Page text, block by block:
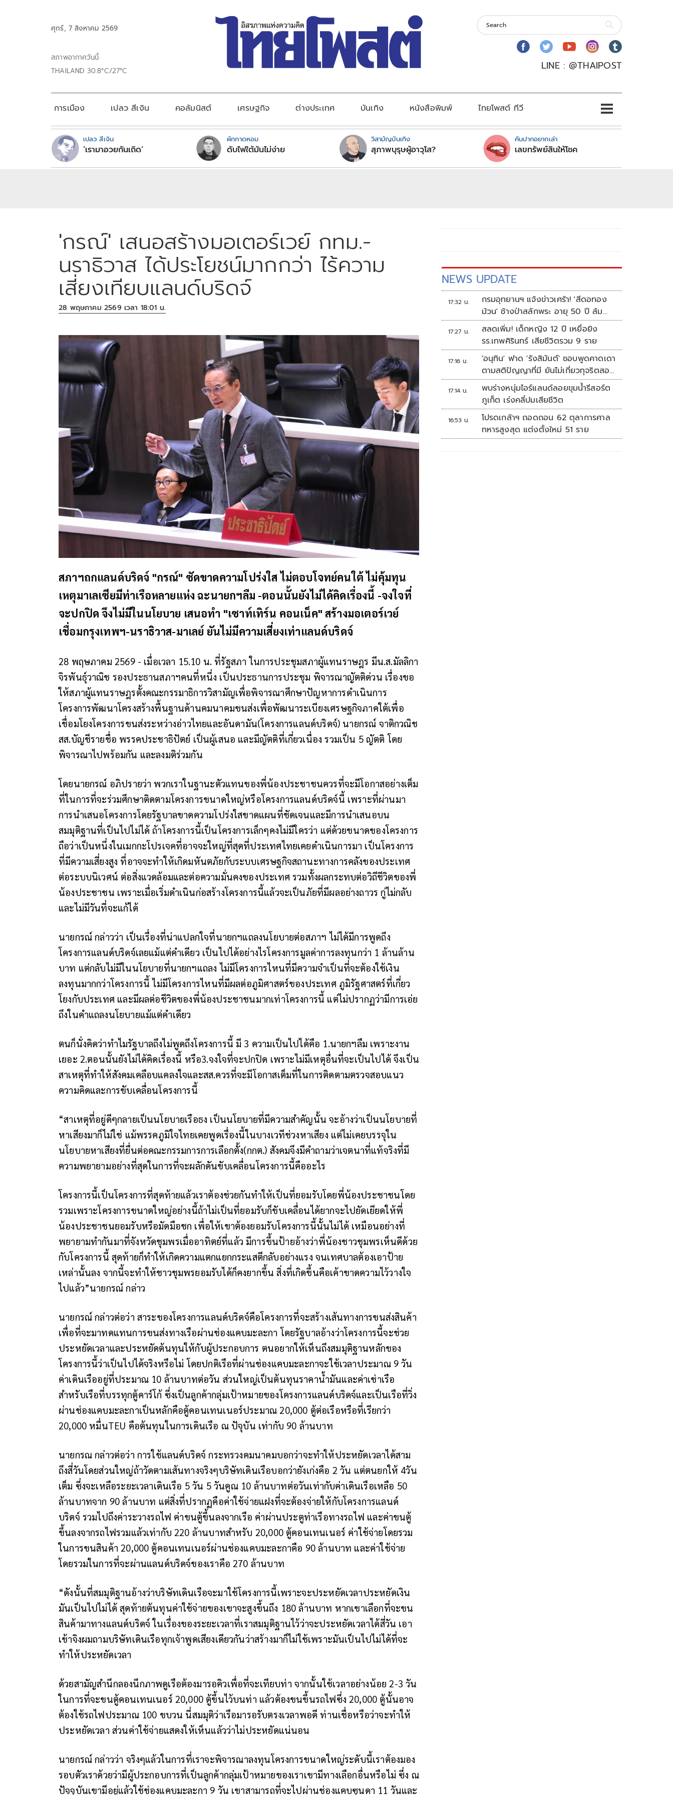
ศุกร์, 7 สิงหาคม 2569
สภาพอากาศวันนี้
THAILAND 30.8°C/27°C
LINE : @THAIPOST
การเมือง เปลว สีเงิน คอลัมนิสต์ เศรษฐกิจ ต่างประเทศ บันเทิง หนังสือพิมพ์ ไทยโพสต์ ทีวี
เปลว สีเงิน
‘เรามาอวยกันเถิด’
ผักกาดหอม
ดับไฟใต้มันไม่ง่าย
วิสามัญบันเทิง
สุภาพบุรุษผู้อาวุโส?
คันปากอยากเล่า
เลขทรัพย์สินให้โชค
'กรณ์' เสนอสร้างมอเตอร์เวย์ กทม.-
นราธิวาส ได้ประโยชน์มากกว่า ไร้ความ
เสี่ยงเทียบแลนด์บริดจ์
28 พฤษภาคม 2569 เวลา 18:01 น.
สภาฯถกแลนด์บริดจ์ "กรณ์" ซัดขาดความโปร่งใส ไม่ตอบโจทย์คนใต้ ไม่คุ้มทุน
เหตุมาเลเซียมีท่าเรือหลายแห่ง ฉะนายกฯลืม -ตอนนั้นยังไม่ได้คิดเรื่องนี้ -จงใจที่
จะปกปิด จึงไม่มีในนโยบาย เสนอทำ "เซาท์เทิร์น คอนเน็ค" สร้างมอเตอร์เวย์
เชื่อมกรุงเทพฯ-นราธิวาส-มาเลย์ ยันไม่มีความเสี่ยงเท่าแลนด์บริดจ์
28 พฤษภาคม 2569 - เมื่อเวลา 15.10 น. ที่รัฐสภา ในการประชุมสภาผู้แทนราษฎร มีน.ส.มัลลิกา
จิรพันธุ์วาณิช รองประธานสภาฯคนที่หนึ่ง เป็นประธานการประชุม พิจารณาญัตติด่วน เรื่องขอ
ให้สภาผู้แทนราษฎรตั้งคณะกรรมาธิการวิสามัญเพื่อพิจารณาศึกษาปัญหาการดำเนินการ
โครงการพัฒนาโครงสร้างพื้นฐานด้านคมนาคมขนส่งเพื่อพัฒนาระเบียงเศรษฐกิจภาคใต้เพื่อ
เชื่อมโยงโครงการขนส่งระหว่างอ่าวไทยและอันดามัน(โครงการแลนด์บริดจ์) นายกรณ์ จาติกวณิช
สส.บัญชีรายชื่อ พรรคประชาธิปัตย์ เป็นผู้เสนอ และมีญัตติที่เกี่ยวเนื่อง รวมเป็น 5 ญัตติ โดย
พิจารณาไปพร้อมกัน และลงมติร่วมกัน
โดยนายกรณ์ อภิปรายว่า พวกเราในฐานะตัวแทนของพี่น้องประชาชนควรที่จะมีโอกาสอย่างเต็ม
ที่ในการที่จะร่วมศึกษาติดตามโครงการขนาดใหญ่หรือโครงการแลนด์บริดจ์นี้ เพราะที่ผ่านมา
การนำเสนอโครงการโดยรัฐบาลขาดความโปร่งใสขาดแผนที่ชัดเจนและมีการนำเสนอบน
สมมุติฐานที่เป็นไปไม่ได้ ถ้าโครงการนี้เป็นโครงการเล็กๆคงไม่มีใครว่า แต่ด้วยขนาดของโครงการ
ถือว่าเป็นหนึ่งในเมกกะโปรเจคที่อาจจะใหญ่ที่สุดที่ประเทศไทยเคยดำเนินการมา เป็นโครงการ
ที่มีความเสี่ยงสูง ที่อาจจะทำให้เกิดมหันตภัยกับระบบเศรษฐกิจสถานะทางการคลังของประเทศ
ต่อระบบนิเวศน์ ต่อสิ่งแวดล้อมและต่อความมั่นคงของประเทศ รวมทั้งผลกระทบต่อวิถีชีวิตของพี่
น้องประชาชน เพราะเมื่อเริ่มดำเนินก่อสร้างโครงการนี้แล้วจะเป็นภัยที่มีผลอย่างถาวร กู่ไม่กลับ
และไม่มีวันที่จะแก้ได้
นายกรณ์ กล่าวว่า เป็นเรื่องที่น่าแปลกใจที่นายกฯแถลงนโยบายต่อสภาฯ ไม่ได้มีการพูดถึง
โครงการแลนด์บริดจ์เลยแม้แต่คำเดียว เป็นไปได้อย่างไรโครงการมูลค่าการลงทุนกว่า 1 ล้านล้าน
บาท แต่กลับไม่มีในนโยบายที่นายกฯแถลง ไม่มีโครงการไหนที่มีความจำเป็นที่จะต้องใช้เงิน
ลงทุนมากกว่าโครงการนี้ ไม่มีโครงการไหนที่มีผลต่อภูมิศาสตร์ของประเทศ ภูมิรัฐศาสตร์ที่เกี่ยว
โยงกับประเทศ และมีผลต่อชีวิตของพี่น้องประชาชนมากเท่าโครงการนี้ แต่ไม่ปรากฏว่ามีการเอ่ย
ถึงในคำแถลงนโยบายแม้แต่คำเดียว
ตนก็นั่งคิดว่าทำไมรัฐบาลถึงไม่พูดถึงโครงการนี้ มี 3 ความเป็นไปได้คือ 1.นายกฯลืม เพราะงาน
เยอะ 2.ตอนนั้นยังไม่ได้คิดเรื่องนี้ หรือ3.จงใจที่จะปกปิด เพราะไม่มีเหตุอื่นที่จะเป็นไปได้ จึงเป็น
สาเหตุที่ทำให้สังคมเคลือบแคลงใจและสส.ควรที่จะมีโอกาสเต็มที่ในการติดตามตรวจสอบแนว
ความคิดและการขับเคลื่อนโครงการนี้
“สาเหตุที่อยู่ดีๆกลายเป็นนโยบายเรือธง เป็นนโยบายที่มีความสำคัญนั้น จะอ้างว่าเป็นนโยบายที่
หาเสียงมาก็ไม่ใช่ แม้พรรคภูมิใจไทยเคยพูดเรื่องนี้ในบางเวทีช่วงหาเสียง แต่ไม่เคยบรรจุใน
นโยบายหาเสียงที่ยื่นต่อคณะกรรมการการเลือกตั้ง(กกต.) สังคมจึงมีคำถามว่าเจตนาที่แท้จริงที่มี
ความพยายามอย่างที่สุดในการที่จะผลักดันขับเคลื่อนโครงการนี้คืออะไร
โครงการนี้เป็นโครงการที่สุดท้ายแล้วเราต้องช่วยกันทำให้เป็นที่ยอมรับโดยพี่น้องประชาชนโดย
รวมเพราะโครงการขนาดใหญ่อย่างนี้ถ้าไม่เป็นที่ยอมรับก็ขับเคลื่อนได้ยากจะไปยัดเยียดให้พี่
น้องประชาชนยอมรับหรือมัดมือชก เพื่อให้เขาต้องยอมรับโครงการนี้นั้นไม่ได้ เหมือนอย่างที่
พยายามทำกันมาที่จังหวัดชุมพรเมื่ออาทิตย์ที่แล้ว มีการขึ้นป้ายอ้างว่าพี่น้องชาวชุมพรเห็นดีด้วย
กับโครงการนี้ สุดท้ายก็ทำให้เกิดความแตกแยกกระแสตีกลับอย่างแรง จนเทศบาลต้องเอาป้าย
เหล่านั้นลง จากนี้จะทำให้ชาวชุมพรยอมรับได้ก็คงยากขึ้น สิ่งที่เกิดขึ้นคือเค้าขาดความไว้วางใจ
ไปแล้ว”นายกรณ์ กล่าว
นายกรณ์ กล่าวต่อว่า สาระของโครงการแลนด์บริดจ์คือโครงการที่จะสร้างเส้นทางการขนส่งสินค้า
เพื่อที่จะมาทดแทนการขนส่งทางเรือผ่านช่องแคบมะละกา โดยรัฐบาลอ้างว่าโครงการนี้จะช่วย
ประหยัดเวลาและประหยัดต้นทุนให้กับผู้ประกอบการ ตนอยากให้เห็นถึงสมมุติฐานหลักของ
โครงการนี้ว่าเป็นไปได้จริงหรือไม่ โดยปกติเรือที่ผ่านช่องแคบมะละกาจะใช้เวลาประมาณ 9 วัน
ค่าเดินเรืออยู่ที่ประมาณ 10 ล้านบาทต่อวัน ส่วนใหญ่เป็นต้นทุนราคาน้ำมันและค่าเช่าเรือ
สำหรับเรือที่บรรทุกตู้คาร์โก้ ซึ่งเป็นลูกค้ากลุ่มเป้าหมายของโครงการแลนด์บริดจ์และเป็นเรือที่วิ่ง
ผ่านช่องแคบมะละกาเป็นหลักคือตู้คอนเทนเนอร์ประมาณ 20,000 ตู้ต่อเรือหรือที่เรียกว่า
20,000 หมื่นTEU คือต้นทุนในการเดินเรือ ณ ปัจุบัน เท่ากับ 90 ล้านบาท
นายกรณ​ กล่าวต่อว่า การใช้แลนด์บริดจ์ กระทรวงคมนาคมบอกว่าจะทำให้ประหยัดเวลาได้สาม
ถึงสี่วันโดยส่วนใหญ่ถ้าวัดตามเส้นทางจริงๆบริษัทเดินเรือบอกว่ายังเก่งคือ 2 วัน แต่ตนยกให้ 4วัน
เต็ม ซึ่งจะเหลือระยะเวลาเดินเรือ 5 วัน 5 วันคูณ 10 ล้านบาทต่อวันเท่ากับค่าเดินเรือเหลือ 50
ล้านบาทจาก 90 ล้านบาท แต่สิ่งที่ปรากฏคือค่าใช้จ่ายแฝงที่จะต้องจ่ายให้กับโครงการแลนด์
บริดจ์ รวมไปถึงค่าระวางรถไฟ ค่าขนตู้ขึ้นลงจากเรือ ค่าผ่านประตูท่าเรือทางรถไฟ และค่าขนตู้
ขึ้นลงจากรถไฟรวมแล้วเท่ากับ 220 ล้านบาทสำหรับ 20,000 ตู้คอนเทนเนอร์ ค่าใช้จ่ายโดยรวม
ในการขนสินค้า 20,000 ตู้คอนเทนเนอร์ผ่านช่องแคบมะละกาคือ 90 ล้านบาท และค่าใช้จ่าย
โดยรวมในการที่จะผ่านแลนด์บริดจ์ของเราคือ 270 ล้านบาท
“ดังนั้นที่สมมุติฐานอ้างว่าบริษัทเดินเรือจะมาใช้โครงการนี้เพราะจะประหยัดเวลาประหยัดเงิน
มันเป็นไปไม่ได้ สุดท้ายต้นทุนค่าใช้จ่ายของเขาจะสูงขึ้นถึง 180 ล้านบาท หากเขาเลือกที่จะขน
สินค้ามาทางแลนด์บริดจ์ ในเรื่องของระยะเวลาที่เราสมมุติฐานไว้ว่าจะประหยัดเวลาได้สี่วัน เอา
เข้าจิงผมถามบริษัทเดินเรือทุกเจ้าพูดเสียงเดียวกันว่าสร้างมาก็ไม่ใช้เพราะมันเป็นไปไม่ได้ที่จะ
ทำให้ประหยัดเวลา
ด้วยสามัญสำนึกลองนึกภาพดูเรือต้องมารอคิวเพื่อที่จะเทียบท่า จากนั้นใช้เวลาอย่างน้อย 2-3 วัน
ในการที่จะขนตู้คอนเทนเนอร์ 20,000 ตู้ขึ้นไว้บนท่า แล้วต้องขนขึ้นรถไฟซึ่ง 20,000 ตู้นั้นอาจ
ต้องใช้รถไฟประมาณ 100 ขบวน นี่สมมุติว่าเรือมารอรับตรงเวลาพอดี ท่านเชื่อหรือว่าจะทำให้
ประหยัดเวลา ส่วนค่าใช้จ่ายแสดงให้เห็นแล้วว่าไม่ประหยัดแน่นอน
นายกรณ์ กล่าวว่า จริงๆแล้วในการที่เราจะพิจารณาลงทุนโครงการขนาดใหญ่ระดับนี้เราต้องมอง
รอบตัวเราด้วยว่ามีผู้ประกอบการที่เป็นลูกค้ากลุ่มเป้าหมายของเราเขามีทางเลือกอื่นหรือไม่ ซึ่ง ณ
ปัจจุบันเขามีอยู่แล้วใช้ช่องแคบมะละกา 9 วัน เขาสามารถที่จะไปผ่านช่องแคบซุนดา 11 วันและ
NEWS UPDATE
17:32 น.
กรมอุทยานฯ แจ้งข่าวเศร้า! 'สีดอทอง
ม้วน' ช้างป่าสลักพระ อายุ 50 ปี ล้ม
แล้ว
17:27 น.
สลดเพิ่ม! เด็กหญิง 12 ปี เหยื่อยิง
รร.เทพศิรินทร์ เสียชีวิตรวม 9 ราย
17:16 น.
'อนุทิน' ฟาด 'รังสิมันต์' ชอบพูดคาดเดา
ตามสติปัญญาที่มี ยันไม่เกี่ยวทุจริตสอบ
ท้องถิ่น
17:14 น.
พบร่างหนุ่มไอร์แลนด์ลอยขุมน้ำรีสอร์ต
ภูเก็ต เร่งคลี่ปมเสียชีวิต
16:53 น.
โปรดเกล้าฯ ถอดถอน 62 ตุลาการศาล
ทหารสูงสุด แต่งตั้งใหม่ 51 ราย